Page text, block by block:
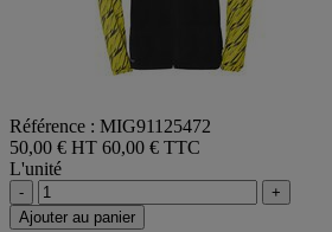
Référence : MIG91125472
50,00 € HT 60,00 € TTC
L'unité
-
+
Ajouter au panier